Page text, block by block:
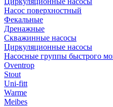
Насос поверхностный
Фекальные
Дренажные
Скважинные насосы
Циркуляционные насосы
Насосные группы быстрого
Oventrop
Stout
Uni-fitt
Warme
Meibes